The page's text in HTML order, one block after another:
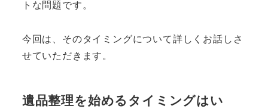
トな問題です。
今回は、そのタイミングについて詳しくお話しさ
せていただきます。
遺品整理を始めるタイミングはい